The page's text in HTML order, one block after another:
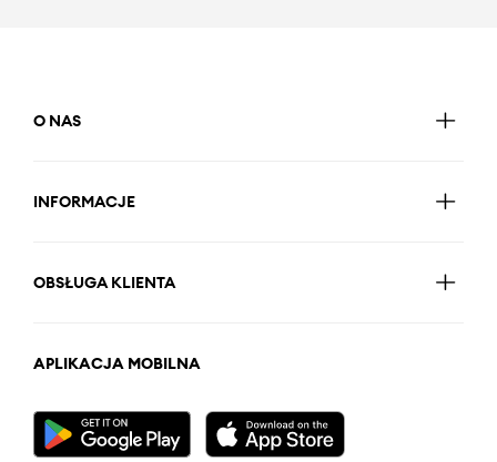
O NAS
INFORMACJE
OBSŁUGA KLIENTA
APLIKACJA MOBILNA